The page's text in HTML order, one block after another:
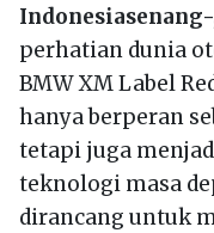
perhatian dunia
BMW XM Label
hanya berperan
tetapi juga
teknologi masa
dirancang untuk